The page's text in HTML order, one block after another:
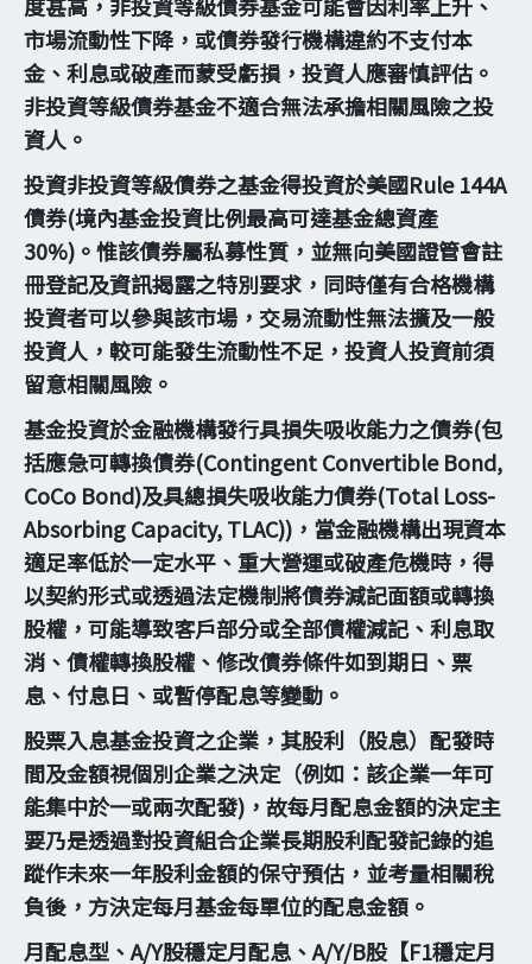
市場流動性下降，或債券發行機構違約不支付本
金、利息或破產而蒙受虧損，投資人應審慎評估。
非投資等級債券基金不適合無法承擔相關風險之投
資人。
投資非投資等級債券之基金得投資於美國Rule 144A
債券(境內基金投資比例最高可達基金總資產
30%)。惟該債券屬私募性質，並無向美國證管會註
冊登記及資訊揭露之特別要求，同時僅有合格機構
投資者可以參與該市場，交易流動性無法擴及一般
投資人，較可能發生流動性不足，投資人投資前須
留意相關風險。
基金投資於金融機構發行具損失吸收能力之債券(包
括應急可轉換債券(Contingent Convertible Bond,
CoCo Bond)及具總損失吸收能力債券(Total Loss-
Absorbing Capacity, TLAC))，當金融機構出現資本
適足率低於一定水平、重大營運或破產危機時，得
以契約形式或透過法定機制將債券減記面額或轉換
股權，可能導致客戶部分或全部債權減記、利息取
消、債權轉換股權、修改債券條件如到期日、票
息、付息日、或暫停配息等變動。
股票入息基金投資之企業，其股利（股息）配發時
間及金額視個別企業之決定（例如：該企業一年可
能集中於一或兩次配發)，故每月配息金額的決定主
要乃是透過對投資組合企業長期股利配發記錄的追
蹤作未來一年股利金額的保守預估，並考量相關稅
負後，方決定每月基金每單位的配息金額。
月配息型、A/Y股穩定月配息、A/Y/B股【F1穩定月